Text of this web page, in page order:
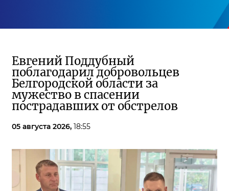
Евгений Поддубный
поблагодарил добровольцев
Белгородской области за
мужество в спасении
пострадавших от обстрелов
05 августа 2026, 18:55